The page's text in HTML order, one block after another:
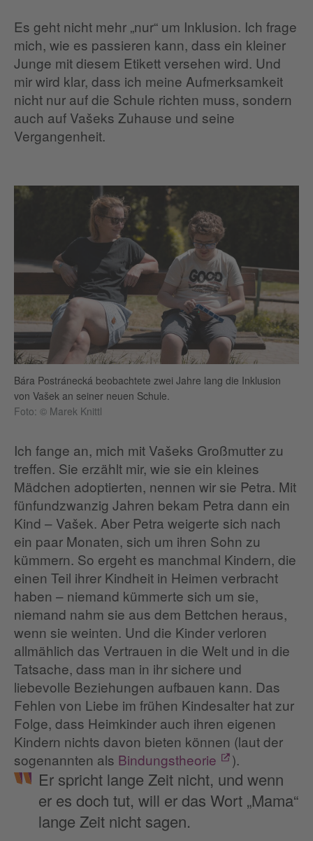
Es geht nicht mehr „nur“ um Inklusion. Ich frage
mich, wie es passieren kann, dass ein kleiner
Junge mit diesem Etikett versehen wird. Und
mir wird klar, dass ich meine Aufmerksamkeit
nicht nur auf die Schule richten muss, sondern
auch auf Vašeks Zuhause und seine
Vergangenheit.
Bára Postránecká beobachtete zwei Jahre lang die Inklusion
von Vašek an seiner neuen Schule.
Foto: © Marek Knittl
Ich fange an, mich mit Vašeks Großmutter zu
treffen. Sie erzählt mir, wie sie ein kleines
Mädchen adoptierten, nennen wir sie Petra. Mit
fünfundzwanzig Jahren bekam Petra dann ein
Kind – Vašek. Aber Petra weigerte sich nach
ein paar Monaten, sich um ihren Sohn zu
kümmern. So ergeht es manchmal Kindern, die
einen Teil ihrer Kindheit in Heimen verbracht
haben – niemand kümmerte sich um sie,
niemand nahm sie aus dem Bettchen heraus,
wenn sie weinten. Und die Kinder verloren
allmählich das Vertrauen in die Welt und in die
Tatsache, dass man in ihr sichere und
liebevolle Beziehungen aufbauen kann. Das
Fehlen von Liebe im frühen Kindesalter hat zur
Folge, dass Heimkinder auch ihren eigenen
Kindern nichts davon bieten können (laut der
sogenannten als Bindungstheorie ).
Er spricht lange Zeit nicht, und wenn
er es doch tut, will er das Wort „Mama“
lange Zeit nicht sagen.